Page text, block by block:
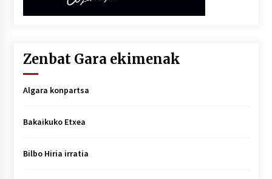
Zenbat Gara ekimenak
Algara konpartsa
Bakaikuko Etxea
Bilbo Hiria irratia